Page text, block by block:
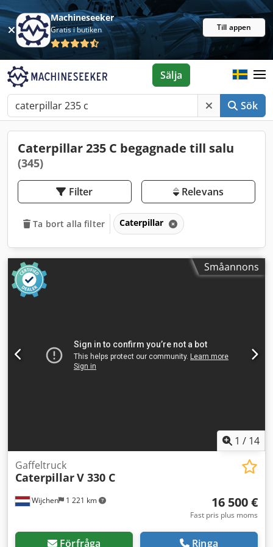
Machineseeker
Gratis i butiken Till appen
Sök
Sälja
Caterpillar 235 C begagnade till salu
(345)
Filter Relevans
Ta bort alla filter Caterpillar
Småannons
1 / 14
Wijchen 1 221 km
Gaffeltruck
CaterpillarV 330 C
16 500 €
Fast pris plus moms
Förfråga Ringa